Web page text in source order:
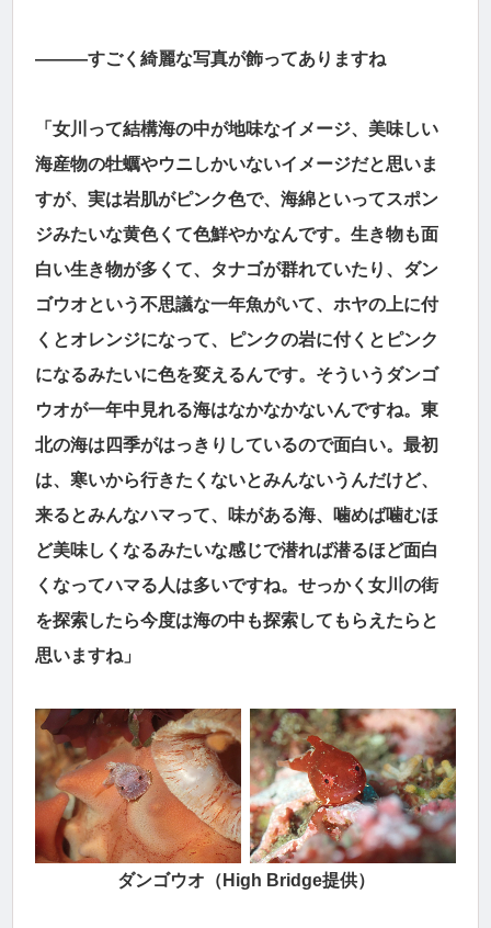
―――すごく綺麗な写真が飾ってありますね
「女川って結構海の中が地味なイメージ、美味しい
海産物の牡蠣やウニしかいないイメージだと思いま
すが、実は岩肌がピンク色で、海綿といってスポン
ジみたいな黄色くて色鮮やかなんです。生き物も面
白い生き物が多くて、タナゴが群れていたり、ダン
ゴウオという不思議な一年魚がいて、ホヤの上に付
くとオレンジになって、ピンクの岩に付くとピンク
になるみたいに色を変えるんです。そういうダンゴ
ウオが一年中見れる海はなかなかないんですね。東
北の海は四季がはっきりしているので面白い。最初
は、寒いから行きたくないとみんないうんだけど、
来るとみんなハマって、味がある海、噛めば噛むほ
ど美味しくなるみたいな感じで潜れば潜るほど面白
くなってハマる人は多いですね。せっかく女川の街
を探索したら今度は海の中も探索してもらえたらと
思いますね」
ダンゴウオ（High Bridge提供）